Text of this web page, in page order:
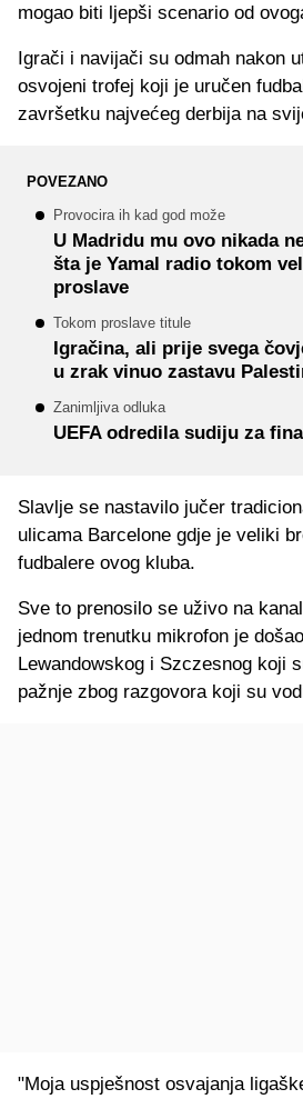
mogao biti ljepši scenario od
Igrači i navijači su odmah nakon
osvojeni trofej koji je uručen
završetku najvećeg derbija na
POVEZANO
Provocira ih kad god može
U Madridu mu ovo nikada
šta je Yamal radio tokom
proslave
Tokom proslave titule
Igračina, ali prije svega
u zrak vinuo zastavu
Zanimljiva odluka
UEFA odredila sudiju za
Slavlje se nastavilo jučer
ulicama Barcelone gdje je veliki
fudbalere ovog kluba.
Sve to prenosilo se uživo na
jednom trenutku mikrofon je
Lewandowskog i Szczesnog koji
pažnje zbog razgovora koji su
"Moja uspješnost osvajanja